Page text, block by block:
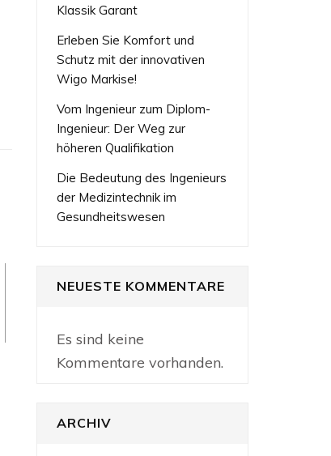
Klassik Garant
Erleben Sie Komfort und
Schutz mit der innovativen
Wigo Markise!
Vom Ingenieur zum Diplom-
Ingenieur: Der Weg zur
höheren Qualifikation
Die Bedeutung des Ingenieurs
der Medizintechnik im
Gesundheitswesen
NEUESTE KOMMENTARE
Es sind keine
Kommentare vorhanden.
ARCHIV